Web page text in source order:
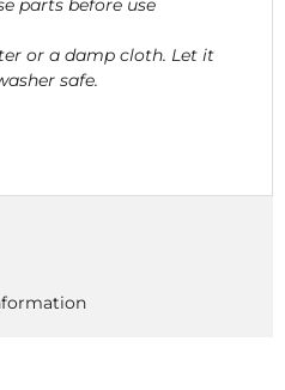
parts before use
or a damp cloth. Let it
safe.